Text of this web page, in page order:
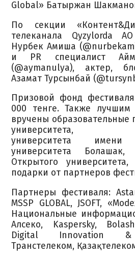
Global» Батыржан
По секции
телеканала Qyzylorda
Нурбек Амиша
и PR специалист
(@aymanulya), актер,
Азамат Турсынбай
Призовой фонд
000 тенге. Также лучшим
вручены образовательные
университета,
университета
университета Болашак,
Открытого
подарки от партнеров
Партнеры фестиваля:
MSSP GLOBAL, JSOFT,
Национальные
Алcеко, Kaspersky,
Digital Innovation &
Транстелеком,